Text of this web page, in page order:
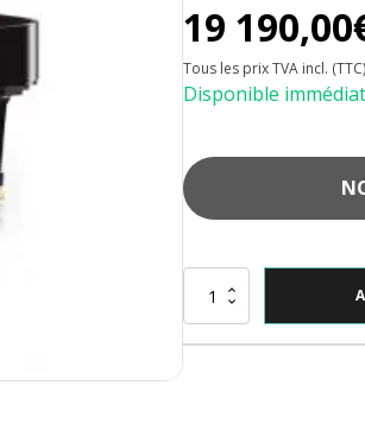
19 190,00
Tous les prix TVA incl. (TTC)
Disponible
quantité